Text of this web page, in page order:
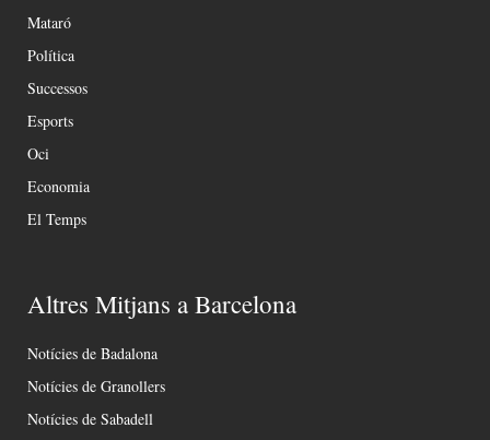
Mataró
Política
Successos
Esports
Oci
Economia
El Temps
Altres Mitjans a Barcelona
Notícies de Badalona
Notícies de Granollers
Notícies de Sabadell